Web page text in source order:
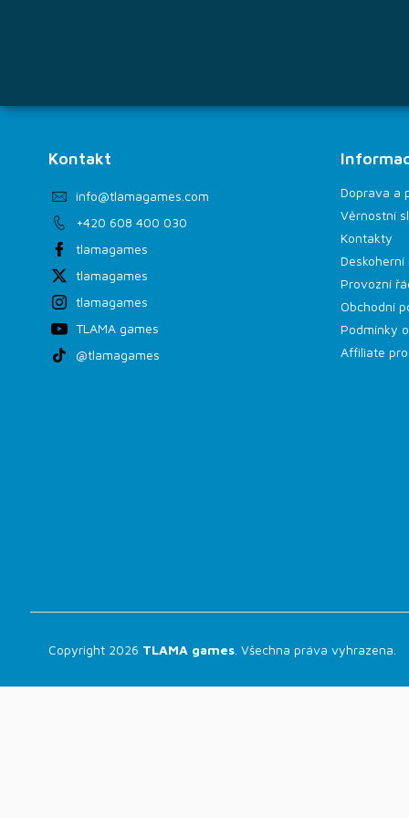
Kontakt
info@tlamagames.com
+420 608 400 030
tlamagames
tlamagames
tlamagames
TLAMA games
@tlamagames
Doprava a
Věrnostní
Kontakty
Provozní
Obchodní
Podmínky
Affiliate
Copyright 2026 TLAMA games . Všechna práva vyhrazena.